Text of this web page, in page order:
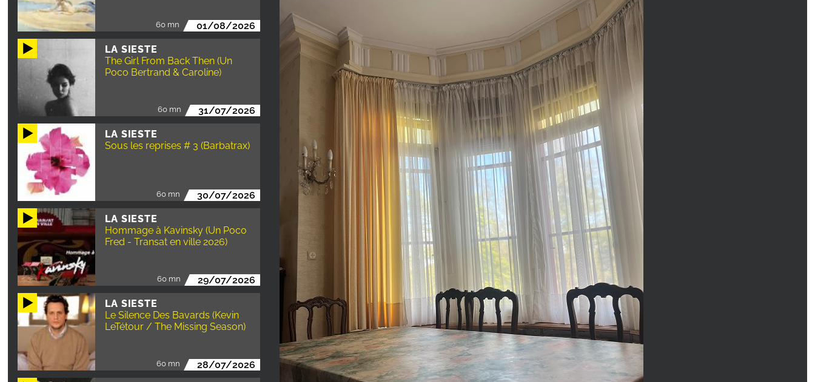
60 mn 01/08/2026
LA SIESTE
The Girl From Back Then (Un
Poco Bertrand & Caroline)
60 mn 31/07/2026
LA SIESTE
Sous les reprises # 3 (Barbatrax)
60 mn 30/07/2026
LA SIESTE
Hommage à Kavinsky (Un Poco
Fred - Transat en ville 2026)
60 mn 29/07/2026
LA SIESTE
Le Silence Des Bavards (Kevin
LeTétour / The Missing Season)
60 mn 28/07/2026